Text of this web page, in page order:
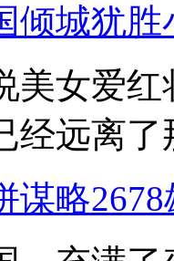
倾城犹
美女爱
经远离了
谋略